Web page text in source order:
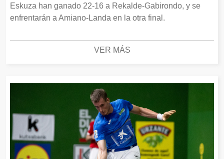
Eskuza han ganado 22-16 a Rekalde-Gabirondo, y se
enfrentarán a Amiano-Landa en la otra final.
VER MÁS